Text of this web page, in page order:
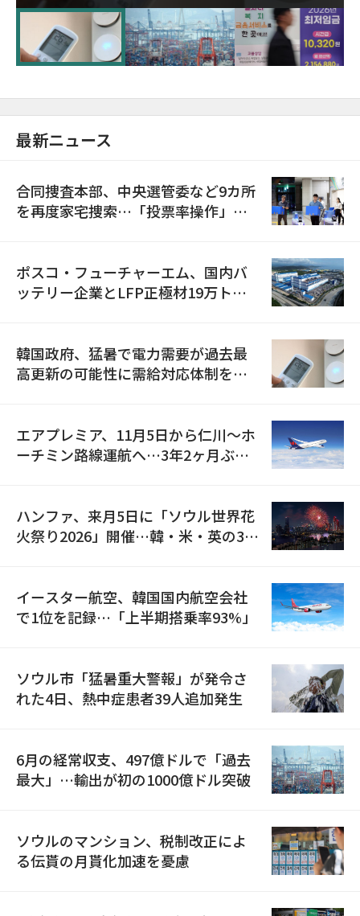
に需給対応体制を点検
最新ニュース
合同捜査本部、中央選管委など9カ所
を再度家宅捜索…「投票率操作」の
ポスコ・フューチャーエム、国内バ
ッテリー企業とLFP正極材19万トン
韓国政府、猛暑で電力需要が過去最
高更新の可能性に需給対応体制を点
エアプレミア、11月5日から仁川〜ホ
ーチミン路線運航へ…3年2ヶ月ぶり
ハンファ、来月5日に「ソウル世界花
火祭り2026」開催…韓・米・英の3カ
イースター航空、韓国国内航空会社
で1位を記録…「上半期搭乗率93%」
ソウル市「猛暑重大警報」が発令さ
れた4日、熱中症患者39人追加発生
6月の経常収支、497億ドルで「過去
最大」…輸出が初の1000億ドル突破
ソウルのマンション、税制改正によ
る伝貰の月貰化加速を憂慮